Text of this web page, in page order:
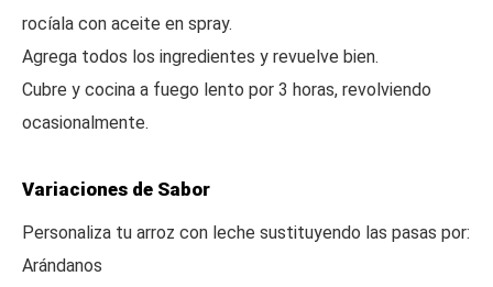
rocíala con aceite en spray.
Agrega todos los ingredientes y revuelve bien.
Cubre y cocina a fuego lento por 3 horas, revolviendo
ocasionalmente.
Variaciones de Sabor
Personaliza tu arroz con leche sustituyendo las pasas por:
Arándanos